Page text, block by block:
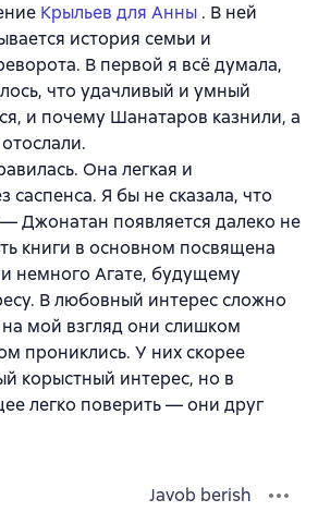
Крыльев для Анны . В ней
история семьи и
В первой я всё думала,
что удачливый и умный
и почему Шанатаров казнили, а
Она легкая и
саспенса. Я бы не сказала, что
Джонатан появляется далеко не
книги в основном посвящена
немного Агате, будущему
В любовный интерес сложно
мой взгляд они слишком
прониклись. У них скорее
корыстный интерес, но в
легко поверить — они друг
Javob berish